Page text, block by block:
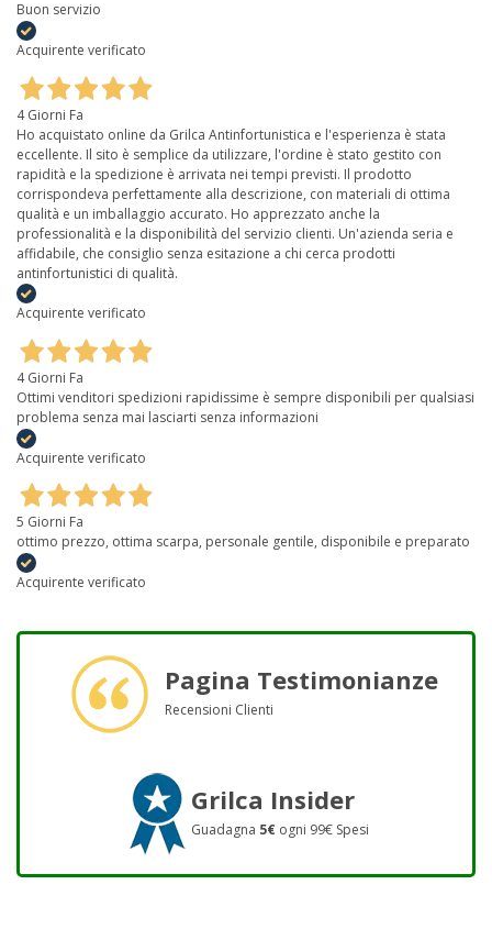
Buon servizio
Acquirente verificato
4 Giorni Fa
Ho acquistato online da Grilca Antinfortunistica e l'esperienza è stata
eccellente. Il sito è semplice da utilizzare, l'ordine è stato gestito con
rapidità e la spedizione è arrivata nei tempi previsti. Il prodotto
corrispondeva perfettamente alla descrizione, con materiali di ottima
qualità e un imballaggio accurato. Ho apprezzato anche la
professionalità e la disponibilità del servizio clienti. Un'azienda seria e
affidabile, che consiglio senza esitazione a chi cerca prodotti
antinfortunistici di qualità.
Acquirente verificato
4 Giorni Fa
Ottimi venditori spedizioni rapidissime è sempre disponibili per qualsiasi
problema senza mai lasciarti senza informazioni
Acquirente verificato
5 Giorni Fa
ottimo prezzo, ottima scarpa, personale gentile, disponibile e preparato
Acquirente verificato
Pagina Testimonianze
Recensioni Clienti
Grilca Insider
Guadagna 5€ ogni 99€ Spesi